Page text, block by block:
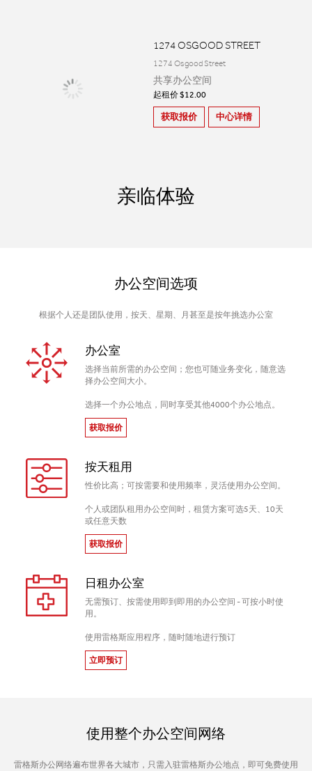
1274 OSGOOD STREET
1274 Osgood Street
共享办公空间
起租价 $12.00
获取报价 中心详情
亲临体验
办公空间选项
根据个人还是团队使用，按天、星期、月甚至是按年挑选办公室
办公室
选择当前所需的办公空间；您也可随业务变化，随意选
择办公空间大小。
选择一个办公地点，同时享受其他4000个办公地点。
获取报价
按天租用
性价比高；可按需要和使用频率，灵活使用办公空间。
个人或团队租用办公空间时，租赁方案可选5天、10天
或任意天数
获取报价
日租办公室
无需预订、按需使用即到即用的办公空间 - 可按小时使
用。
使用雷格斯应用程序，随时随地进行预订
立即预订
使用整个办公空间网络
雷格斯办公网络遍布世界各大城市，只需入驻雷格斯办公地点，即可免费使用